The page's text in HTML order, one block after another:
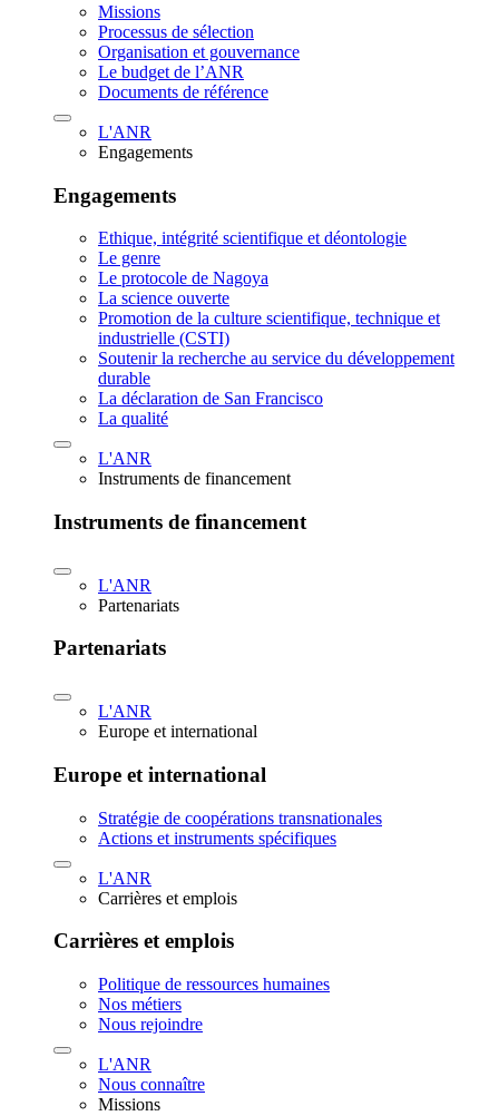
Missions
Processus de sélection
Organisation et gouvernance
Le budget de l’ANR
Documents de référence
L'ANR
Engagements
Engagements
Ethique, intégrité scientifique et déontologie
Le genre
Le protocole de Nagoya
La science ouverte
Promotion de la culture scientifique, technique et
industrielle (CSTI)
Soutenir la recherche au service du développement
durable
La déclaration de San Francisco
La qualité
L'ANR
Instruments de financement
Instruments de financement
L'ANR
Partenariats
Partenariats
L'ANR
Europe et international
Europe et international
Stratégie de coopérations transnationales
Actions et instruments spécifiques
L'ANR
Carrières et emplois
Carrières et emplois
Politique de ressources humaines
Nos métiers
Nous rejoindre
L'ANR
Nous connaître
Missions